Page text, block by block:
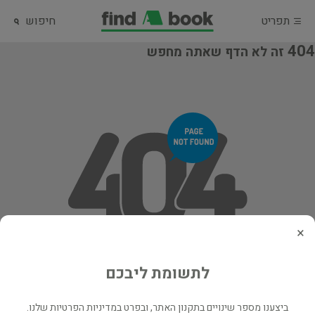
תפריט חיפוש
404 זה לא הדף שאתה מחפש
×
לתשומת ליבכם
ביצענו מספר שינויים בתקנון האתר, ובפרט במדיניות הפרטיות שלנו.